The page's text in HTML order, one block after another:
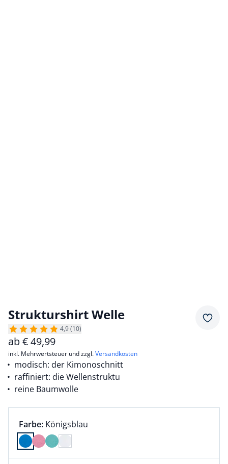
Strukturshirt Welle
4,9 (10)
ab€49,99
inkl. Mehrwertsteuer und zzgl.Versandkosten
modisch: der Kimonoschnitt
raffiniert: die Wellenstruktu
reine Baumwolle
Farbauswahl:
Farbe: aktuell ausgewählt:
Königsblau
Farbe Königsblau ausgewählt